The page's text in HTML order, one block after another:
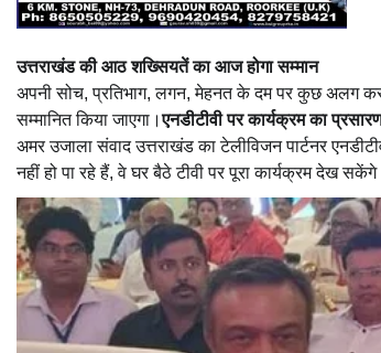
उत्तराखंड की आठ शख्सियतें का आज होगा सम्मान
अपनी सोच, प्रतिभाग, लगन, मेहनत के दम पर कुछ अलग
सम्मानित किया जाएगा।एनडीटीवी पर कार्यक्रम का
अमर उजाला संवाद उत्तराखंड का टेलीविजन पार्टनर
नहीं हो पा रहे हैं, वे घर बैठे टीवी पर पूरा कार्यक्रम देख